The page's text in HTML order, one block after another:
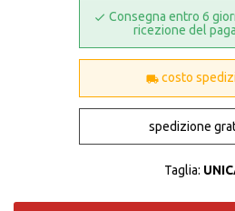
Consegna entro 6
ricezione del
costo
spedizione
Taglia: